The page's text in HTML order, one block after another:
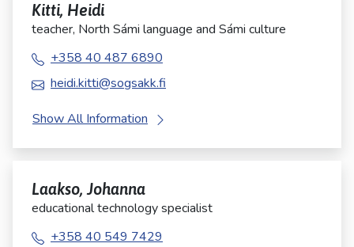
Kitti, Heidi
teacher, North Sámi language and Sámi culture
+358 40 487 6890
heidi.kitti@sogsakk.fi
Show All Information
Laakso, Johanna
educational technology specialist
+358 40 549 7429